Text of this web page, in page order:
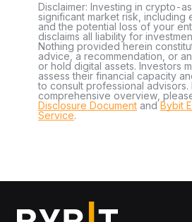
Disclaimer: Investing in crypto-
significant market risk, including
and the potential loss of your
disclaims all liability for
Nothing provided herein
advice, a recommendation, or
or hold digital assets. Investors
assess their financial capacity
to consult professional advisors.
comprehensive overview,
Disclosure Document andBybit
Service.